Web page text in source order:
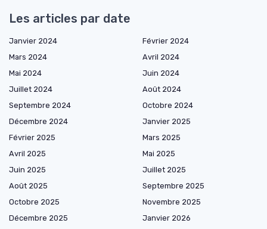
Les articles par date
Janvier 2024
Février 2024
Mars 2024
Avril 2024
Mai 2024
Juin 2024
Juillet 2024
Août 2024
Septembre 2024
Octobre 2024
Décembre 2024
Janvier 2025
Février 2025
Mars 2025
Avril 2025
Mai 2025
Juin 2025
Juillet 2025
Août 2025
Septembre 2025
Octobre 2025
Novembre 2025
Décembre 2025
Janvier 2026